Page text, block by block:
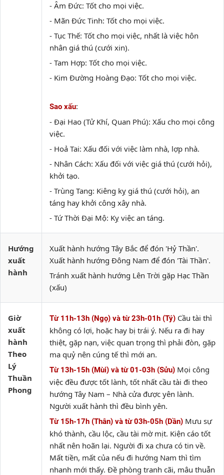
- Âm Đức: Tốt cho mọi việc.
- Mãn Đức Tinh: Tốt cho mọi việc.
- Tục Thế: Tốt cho mọi việc, nhất là việc hôn
nhân giá thú (cưới xin).
- Tam Hợp: Tốt cho mọi việc.
- Kim Đường Hoàng Đạo: Tốt cho mọi việc.
Sao xấu:
- Đại Hao (Tử Khí, Quan Phú): Xấu cho mọi công
việc.
- Hoả Tai: Xấu đối với việc làm nhà, lợp nhà.
- Nhân Cách: Xấu đối với việc giá thú (cưới hỏi),
khởi tạo.
- Trùng Tang: Kiêng kỵ giá thú (cưới hỏi), an
táng hay khởi công xây nhà.
- Tứ Thời Đại Mộ: Kỵ việc an táng.
Hướng
xuất
hành
Xuất hành hướng Tây Bắc để đón 'Hỷ Thần'.
Xuất hành hướng Đông Nam để đón 'Tài Thần'.
Tránh xuất hành hướng Lên Trời gặp Hạc Thần
(xấu)
Giờ
xuất
hành
Theo
Lý
Thuần
Phong
Từ 11h-13h (Ngọ) và từ 23h-01h (Tý) Cầu tài thì
không có lợi, hoặc hay bị trái ý. Nếu ra đi hay
thiệt, gặp nạn, việc quan trọng thì phải đòn, gặp
ma quỷ nên cúng tế thì mới an.
Từ 13h-15h (Mùi) và từ 01-03h (Sửu) Mọi công
việc đều được tốt lành, tốt nhất cầu tài đi theo
hướng Tây Nam – Nhà cửa được yên lành.
Người xuất hành thì đều bình yên.
Từ 15h-17h (Thân) và từ 03h-05h (Dần) Mưu sự
khó thành, cầu lộc, cầu tài mờ mịt. Kiện cáo tốt
nhất nên hoãn lại. Người đi xa chưa có tin về.
Mất tiền, mất của nếu đi hướng Nam thì tìm
nhanh mới thấy. Đề phòng tranh cãi, mâu thuẫn